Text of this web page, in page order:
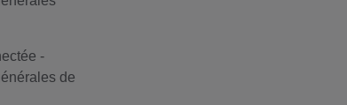
-
de